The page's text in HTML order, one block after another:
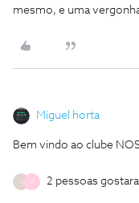
mesmo, e uma
Miguel horta
Bem vindo ao clube
A V 2 pessoas